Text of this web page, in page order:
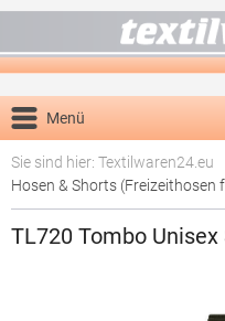
Menü
Sie sind hier: Textilwaren24.eu
Hosen & Shorts (Freizeithosen
TL720 Tombo